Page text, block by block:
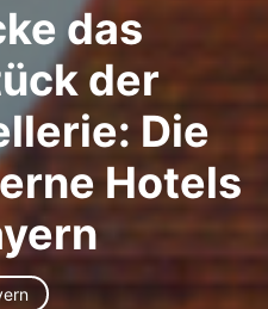
das
der
Die
Hotels